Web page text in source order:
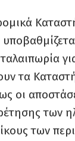
τα
οι
των
των